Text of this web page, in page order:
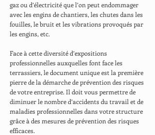
gaz ou d’électricité que l’on peut endommager
avec les engins de chantiers, les chutes dans les
fouilles, le bruit et les vibrations provoqués par
les engins, etc.
Face à cette diversité d’expositions
professionnelles auxquelles font face les
terrassiers, le document unique est la première
pierre de la démarche de prévention des risques
de votre entreprise. Il doit vous permettre de
diminuer le nombre d’accidents du travail et de
maladies professionnelles dans votre structure
grâce à des mesures de prévention des risques
efficaces.